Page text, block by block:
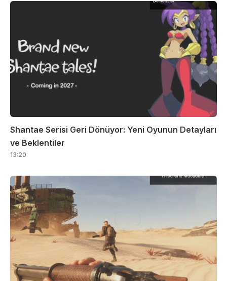
Shantae Serisi Geri Dönüyor: Yeni Oyunun Detayları
ve Beklentiler
13:20